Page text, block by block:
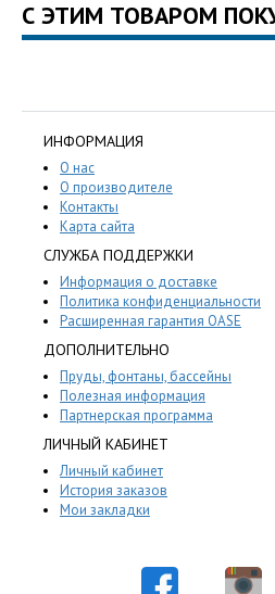
С ЭТИМ ТОВАРОМ
ИНФОРМАЦИЯ
О нас
О производителе
Контакты
Карта сайта
СЛУЖБА ПОДДЕРЖКИ
Информация о доставке
Политика конфиденциальности
Расширенная гарантия OASE
ДОПОЛНИТЕЛЬНО
Пруды, фонтаны, бассейны
Полезная информация
Партнерская программа
ЛИЧНЫЙ КАБИНЕТ
Личный кабинет
История заказов
Мои закладки